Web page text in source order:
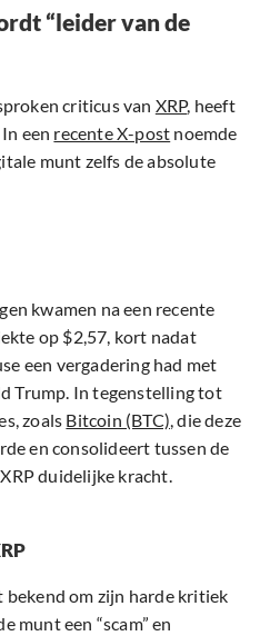
“leider van de
criticus van XRP, heeft
een recente X-post noemde
munt zelfs de absolute
kwamen na een recente
op $2,57, kort nadat
een vergadering had met
Trump. In tegenstelling tot
zoals Bitcoin (BTC), die deze
en consolideert tussen de
duidelijke kracht.
om zijn harde kritiek
munt een “scam” en